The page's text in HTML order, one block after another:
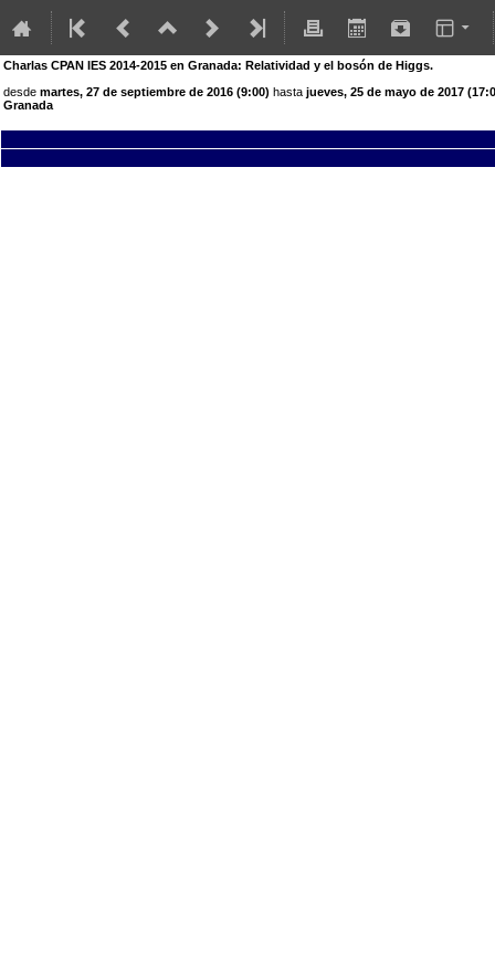
Charlas CPAN IES 2014-2015 en Granada: Relatividad y el bosón de Higgs.
desde martes, 27 de septiembre de 2016 (9:00) hasta jueves, 25 de mayo de 2017
Granada